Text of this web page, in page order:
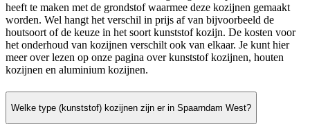
heeft te maken met de grondstof waarmee deze kozijnen gemaakt
worden. Wel hangt het verschil in prijs af van bijvoorbeeld de
houtsoort of de keuze in het soort kunststof kozijn. De kosten voor
het onderhoud van kozijnen verschilt ook van elkaar. Je kunt hier
meer over lezen op onze pagina over kunststof kozijnen, houten
kozijnen en aluminium kozijnen.
Welke type (kunststof) kozijnen zijn er in Spaarndam West?